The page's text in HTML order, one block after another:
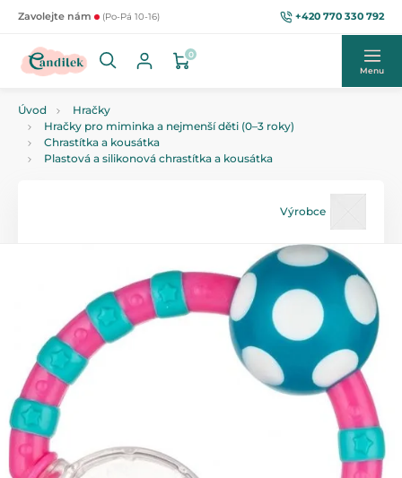
Zavolejte nám (Po-Pá 10-16) +420 770 330 792
0
Menu
Úvod
Hračky
Hračky pro miminka a nejmenší děti (0–3 roky)
Chrastítka a kousátka
Plastová a silikonová chrastítka a kousátka
Výrobce